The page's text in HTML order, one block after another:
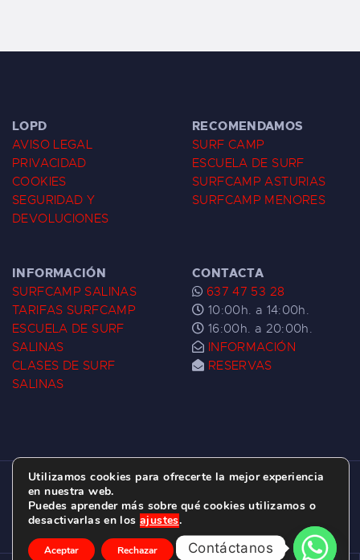
LOPD
AVISO LEGAL
PRIVACIDAD
COOKIES
SEGURIDAD Y
DEVOLUCIONES
RECOMENDAMOS
SURF CAMP
ESCUELA DE SURF
SURFCAMP ASTURIAS
SURFCAMP MENORES
INFORMACIÓN
SURFCAMP SALINAS
TARIFAS SURFCAMP
ESCUELA DE SURF
SALINAS
CLASES DE SURF
SALINAS
CONTACTA
637 47 53 28
10:00h. a 14:00h.
16:00h. a 20:00h.
INFORMACIÓN
RESERVAS
ESCUELA DE SURF LAS DUNAS ©
2026.
C/ BERNARDO ÁLVAREZ GALAN 1, SALINAS
(ASTURIAS)
Utilizamos cookies para ofrecerte la mejor experiencia
en nuestra web.
Puedes aprender más sobre qué cookies utilizamos o
desactivarlas en los ajustes.
Aceptar Rechazar Ajustes
Contáctanos